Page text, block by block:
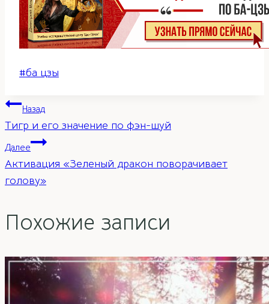
Метки
#ба цзы
Навигация
по
записям
Назад
Тигр и его значение по фэн-шуй
Далее
Активация «Зеленый дракон поворачивает
голову»
Похожие записи